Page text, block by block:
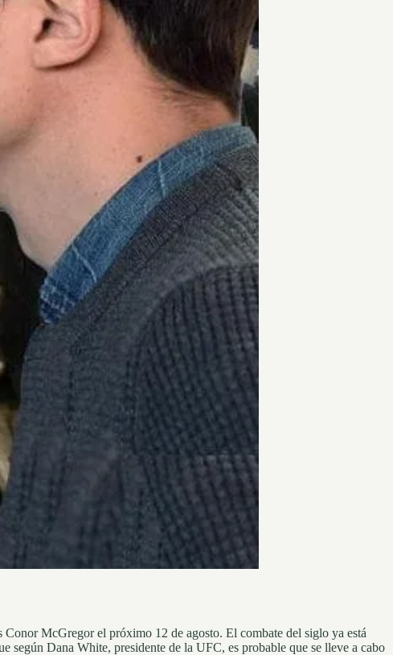
McGregor el próximo 12 de agosto. El combate del siglo ya está
según Dana White, presidente de la UFC, es probable que se lleve a cabo